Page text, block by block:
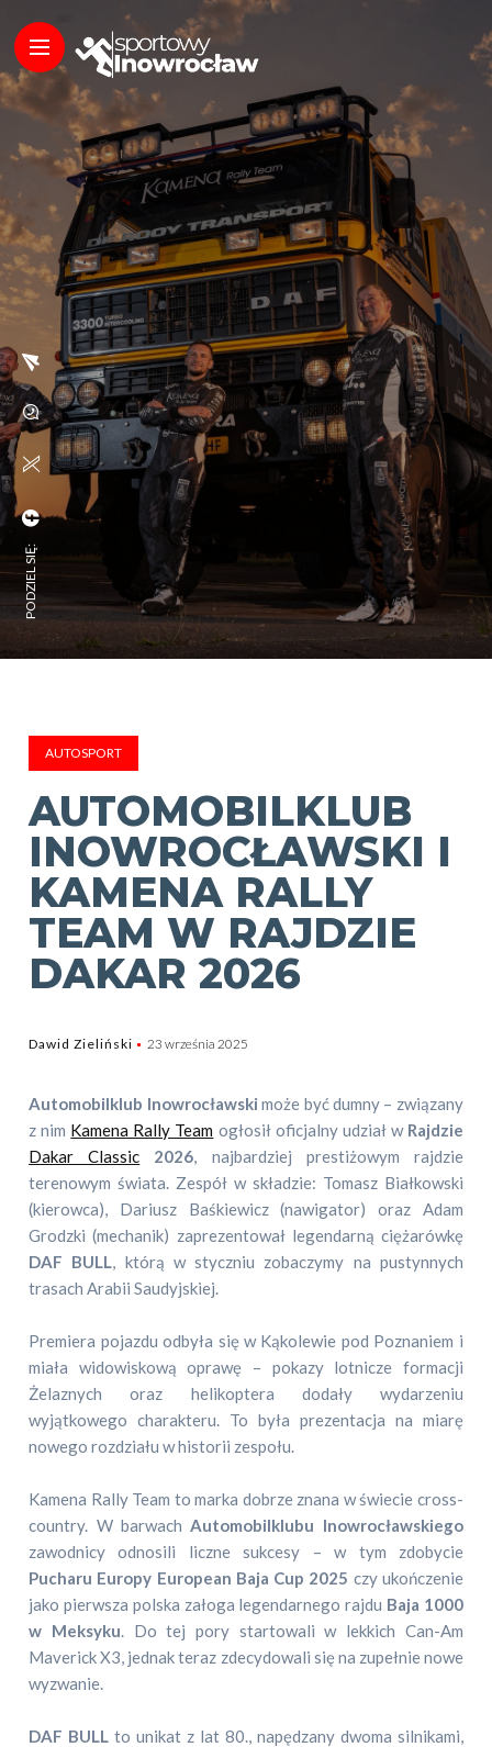
PODZIEL SIĘ:
AUTOSPORT
AUTOMOBILKLUB
INOWROCŁAWSKI I
KAMENA RALLY
TEAM W RAJDZIE
DAKAR 2026
Dawid Zieliński 23 września 2025
Automobilklub Inowrocławski może być dumny – związany
z nim Kamena Rally Team ogłosił oficjalny udział w Rajdzie
Dakar Classic 2026, najbardziej prestiżowym rajdzie
terenowym świata. Zespół w składzie: Tomasz Białkowski
(kierowca), Dariusz Baśkiewicz (nawigator) oraz Adam
Grodzki (mechanik) zaprezentował legendarną ciężarówkę
DAF BULL, którą w styczniu zobaczymy na pustynnych
trasach Arabii Saudyjskiej.
Premiera pojazdu odbyła się w Kąkolewie pod Poznaniem i
miała widowiskową oprawę – pokazy lotnicze formacji
Żelaznych oraz helikoptera dodały wydarzeniu
wyjątkowego charakteru. To była prezentacja na miarę
nowego rozdziału w historii zespołu.
Kamena Rally Team to marka dobrze znana w świecie cross-
country. W barwachAutomobilklubu Inowrocławskiego
zawodnicy odnosili liczne sukcesy – w tym zdobycie
Pucharu Europy European Baja Cup 2025 czy ukończenie
jako pierwsza polska załoga legendarnego rajdu Baja 1000
w Meksyku. Do tej pory startowali w lekkich Can-Am
Maverick X3, jednak teraz zdecydowali się na zupełnie nowe
wyzwanie.
DAF BULL to unikat z lat 80., napędzany dwoma silnikami,